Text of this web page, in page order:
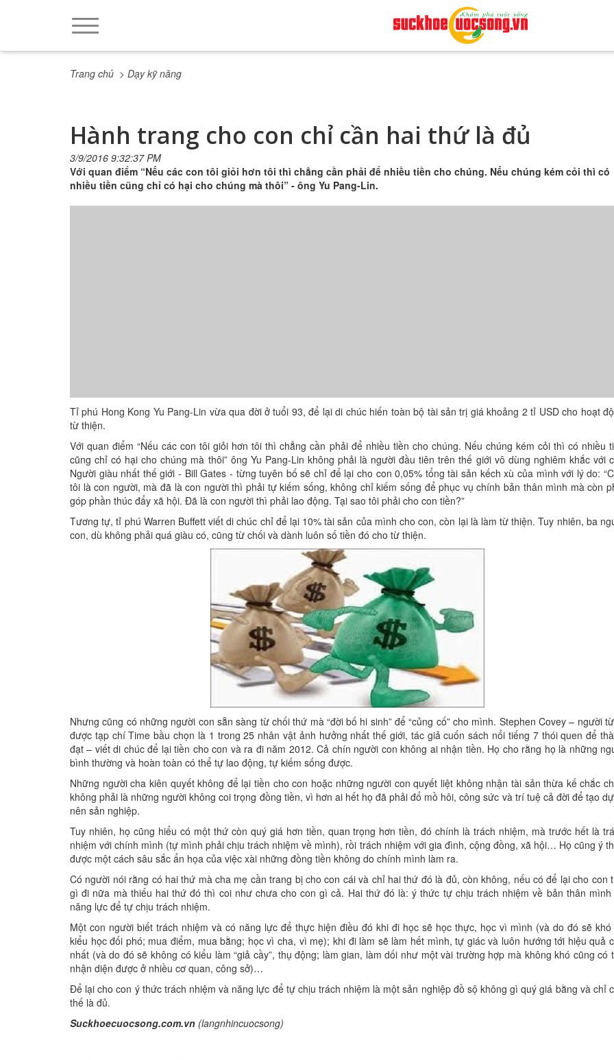
Trang chủ > Dạy kỹ năng
Hành trang cho con chỉ cần hai thứ là đủ
3/9/2016 9:32:37 PM
Với quan điểm “Nếu các con tôi giỏi hơn tôi thì chẳng cần phải để nhiều tiền cho chúng. Nếu chúng kém cỏi thì có
nhiều tiền cũng chỉ có hại cho chúng mà thôi” - ông Yu Pang-Lin.
Tỉ phú Hong Kong Yu Pang-Lin vừa qua đời ở tuổi 93, để lại di chúc hiến toàn bộ tài sản trị giá khoảng 2 tỉ USD cho hoạt
từ thiện.
Với quan điểm “Nếu các con tôi giỏi hơn tôi thì chẳng cần phải để nhiều tiền cho chúng. Nếu chúng kém cỏi thì có nhiều
cũng chỉ có hại cho chúng mà thôi” ông Yu Pang-Lin không phải là người đầu tiên trên thế giới vô dùng nghiêm khắc với
Người giàu nhất thế giới - Bill Gates - từng tuyên bố sẽ chỉ để lại cho con 0,05% tổng tài sản kếch xù của mình với lý do:
tôi là con người, mà đã là con người thì phải tự kiếm sống, không chỉ kiếm sống để phục vụ chính bản thân mình mà còn
góp phần thúc đẩy xã hội. Đã là con người thì phải lao động. Tại sao tôi phải cho con tiền?”
Tương tự, tỉ phú Warren Buffett viết di chúc chỉ để lại 10% tài sản của mình cho con, còn lại là làm từ thiện. Tuy nhiên, ba
con, dù không phải quá giàu có, cũng từ chối và dành luôn số tiền đó cho từ thiện.
Nhưng cũng có những người con sẵn sàng từ chối thứ mà “đời bố hi sinh” để “củng cố” cho mình. Stephen Covey – người
được tạp chí Time bầu chọn là 1 trong 25 nhân vật ảnh hưởng nhất thế giới, tác giả cuốn sách nổi tiếng 7 thói quen để
đạt – viết di chúc để lại tiền cho con và ra đi năm 2012. Cả chín người con không ai nhận tiền. Họ cho rằng họ là những
bình thường và hoàn toàn có thể tự lao động, tự kiếm sống được.
Những người cha kiên quyết không để lại tiền cho con hoặc những người con quyết liệt không nhận tài sản thừa kế chắc
không phải là những người không coi trọng đồng tiền, vì hơn ai hết họ đã phải đổ mồ hôi, công sức và trí tuệ cả đời để tạo
nên sản nghiệp.
Tuy nhiên, họ cũng hiểu có một thứ còn quý giá hơn tiền, quan trọng hơn tiền, đó chính là trách nhiệm, mà trước hết là
nhiệm với chính mình (tự mình phải chịu trách nhiệm về mình), rồi trách nhiệm với gia đình, cộng đồng, xã hội… Họ cũng ý
được một cách sâu sắc ẩn họa của việc xài những đồng tiền không do chính mình làm ra.
Có người nói rằng có hai thứ mà cha mẹ cần trang bị cho con cái và chỉ hai thứ đó là đủ, còn không, nếu có để lại cho con
gì đi nữa mà thiếu hai thứ đó thì coi như chưa cho con gì cả. Hai thứ đó là: ý thức tự chịu trách nhiệm về bản thân mình
năng lực để tự chịu trách nhiệm.
Một con người biết trách nhiệm và có năng lực để thực hiện điều đó khi đi học sẽ học thực, học vì mình (và do đó sẽ khó
kiểu học đối phó; mua điểm, mua bằng; học vì cha, vì mẹ); khi đi làm sẽ làm hết mình, tự giác và luôn hướng tới hiệu quả
nhất (và do đó sẽ không có kiểu làm “giả cầy”, thụ động; làm gian, làm dối như một vài trường hợp mà không khó cũng có
nhận diện được ở nhiều cơ quan, công sở)…
Để lại cho con ý thức trách nhiệm và năng lực để tự chịu trách nhiệm là một sản nghiệp đồ sộ không gì quý giá bằng và chỉ
thế là đủ.
Suckhoecuocsong.com.vn (langnhincuocsong)